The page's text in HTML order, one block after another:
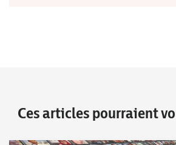
Ces articles pourraient